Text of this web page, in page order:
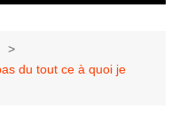
du tout ce à quoi je